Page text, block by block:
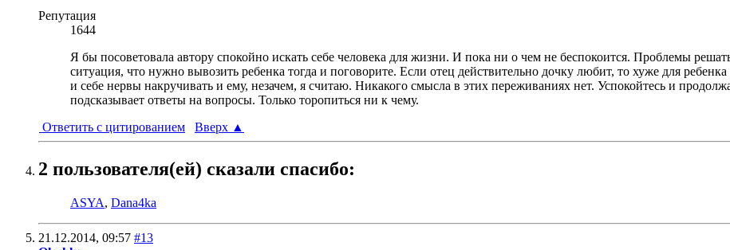
Репутация
1644
Я бы посоветовала автору спокойно искать себе человека для жизни. И пока ни о чем не беспокоится. Проблемы
ситуация, что нужно вывозить ребенка тогда и поговорите. Если отец действительно дочку любит, то хуже для
и себе нервы накручивать и ему, незачем, я считаю. Никакого смысла в этих переживаниях нет. Успокойтесь и
подсказывает ответы на вопросы. Только торопиться ни к чему.
Ответить с цитированием
Вверх ▲
2 пользователя(ей) сказали cпасибо:
ASYA, Dana4ka
21.12.2014, 09:57 #13